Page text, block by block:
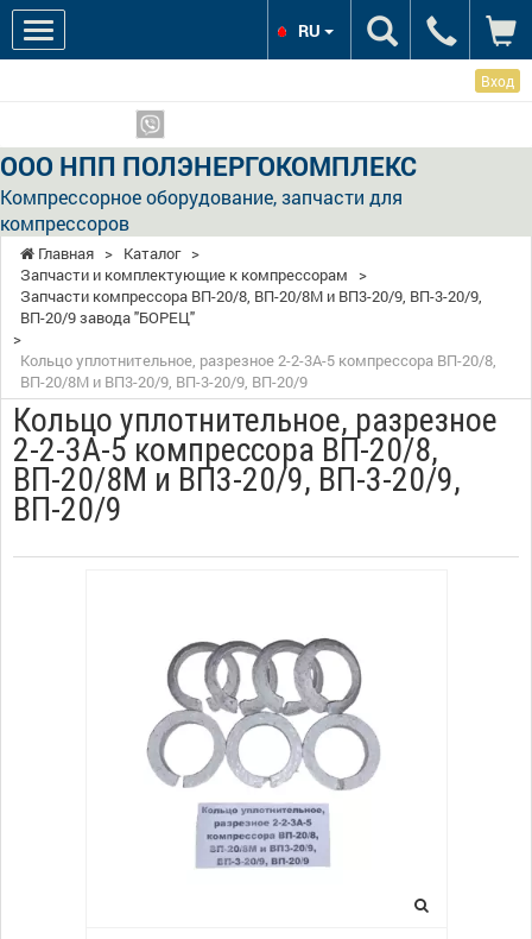
Вход
ООО НПП ПОЛЭНЕРГОКОМПЛЕКС
Компрессорное оборудование, запчасти для
компрессоров
RU
Главная > Каталог >
Запчасти и комплектующие к компрессорам
>
Запчасти компрессора ВП-20/8, ВП-20/8М и ВП3-20/9, ВП-3-20/9,
ВП-20/9 завода "БОРЕЦ"
>
Кольцо уплотнительное, разрезное 2-2-3А-5 компрессора ВП-20/8,
ВП-20/8М и ВП3-20/9, ВП-3-20/9, ВП-20/9
Кольцо уплотнительное, разрезное
2-2-3А-5 компрессора ВП-20/8,
ВП-20/8М и ВП3-20/9, ВП-3-20/9,
ВП-20/9